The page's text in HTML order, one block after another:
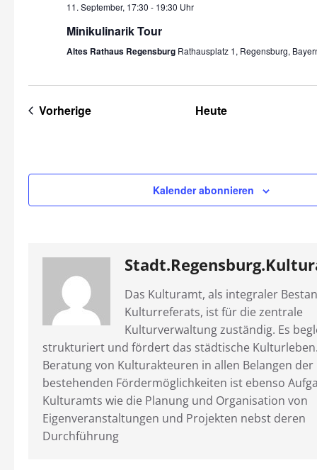
11. September, 17:30 - 19:30 Uhr
Minikulinarik Tour
Altes Rathaus Regensburg Rathausplatz 1, Regensburg,
VorherigeVeranstaltungen Heute
Kalender abonnieren
Das Kulturamt, als integraler
Kulturreferats, ist für die zentrale
Kulturverwaltung zuständig. Es
strukturiert und fördert das städtische
Beratung von Kulturakteuren in allen Belangen der
bestehenden Fördermöglichkeiten ist ebenso
Kulturamts wie die Planung und Organisation von
Eigenveranstaltungen und Projekten nebst deren
Durchführung